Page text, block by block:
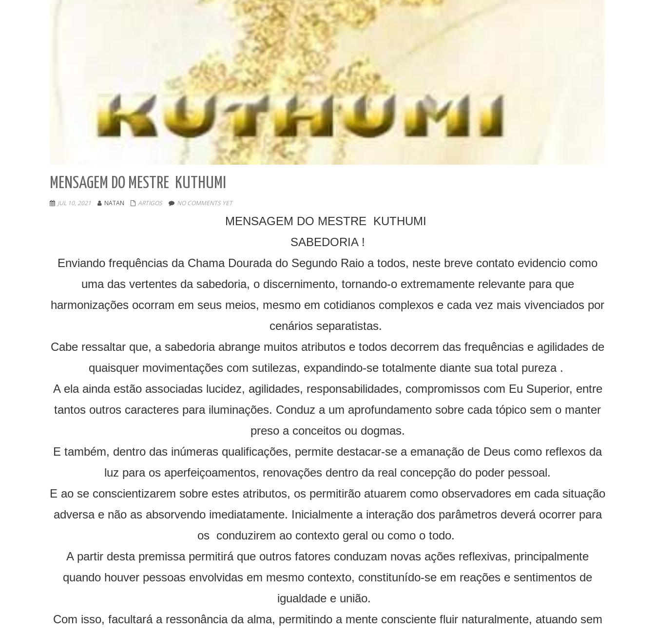
MENSAGEM DO MESTRE KUTHUMI
JUL 10, 2021 NATAN ARTIGOS NO COMMENTS YET
MENSAGEM DO MESTRE KUTHUMI
SABEDORIA !
Enviando frequências da Chama Dourada do Segundo Raio a todos, neste breve contato evidencio como
uma das vertentes da sabedoria, o discernimento, tornando-o extremamente relevante para que
harmonizações ocorram em seus meios, mesmo em cotidianos complexos e cada vez mais vivenciados por
cenários separatistas.
Cabe ressaltar que, a sabedoria abrange muitos atributos e todos decorrem das frequências e agilidades de
quaisquer movimentações com sutilezas, expandindo-se totalmente diante sua total pureza .
A ela ainda estão associadas lucidez, agilidades, responsabilidades, compromissos com Eu Superior, entre
tantos outros caracteres para iluminações. Conduz a um aprofundamento sobre cada tópico sem o manter
preso a conceitos ou dogmas.
E também, dentro das inúmeras qualificações, permite destacar-se a emanação de Deus como reflexos da
luz para os aperfeiçoamentos, renovações dentro da real concepção do poder pessoal.
E ao se conscientizarem sobre estes atributos, os permitirão atuarem como observadores em cada situação
adversa e não as absorvendo imediatamente. Inicialmente a interação dos parâmetros deverá ocorrer para
os conduzirem ao contexto geral ou como o todo.
A partir desta premissa permitirá que outros fatores conduzam novas ações reflexivas, principalmente
quando houver pessoas envolvidas em mesmo contexto, constitunído-se em reações e sentimentos de
igualdade e união.
Com isso, facultará a ressonância da alma, permitindo a mente consciente fluir naturalmente, atuando sem